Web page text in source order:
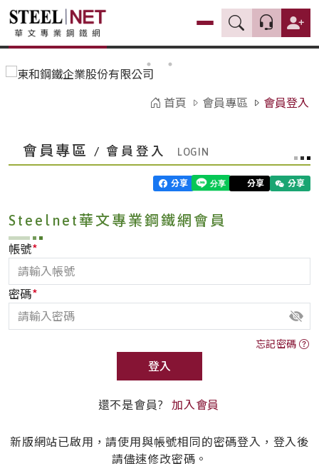
首頁 會員專區 會員登入
會員專區 / 會員登入
分享 分享 分享
Steelnet華文專業鋼鐵網會員
帳號*
密碼*
忘記密碼
登入
還不是會員? 加入會員
新版網站已啟用，請使用與帳號相同的密碼登入，登入後
請儘速修改密碼。